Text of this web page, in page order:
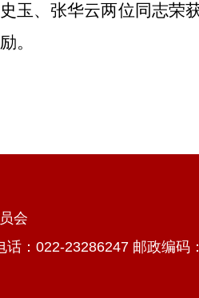
史玉、张华云两位 同志荣
。
会
：022-23286247 邮政编码